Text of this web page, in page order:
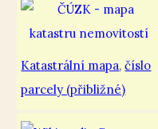
Katastrální mapa,číslo
parcely (přibližné)